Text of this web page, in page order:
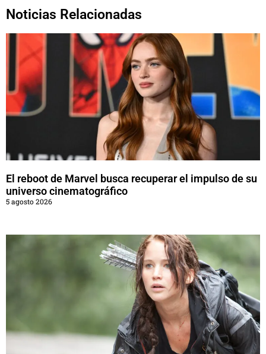
Noticias Relacionadas
El reboot de Marvel busca recuperar el impulso de su
universo cinematográfico
5 agosto 2026